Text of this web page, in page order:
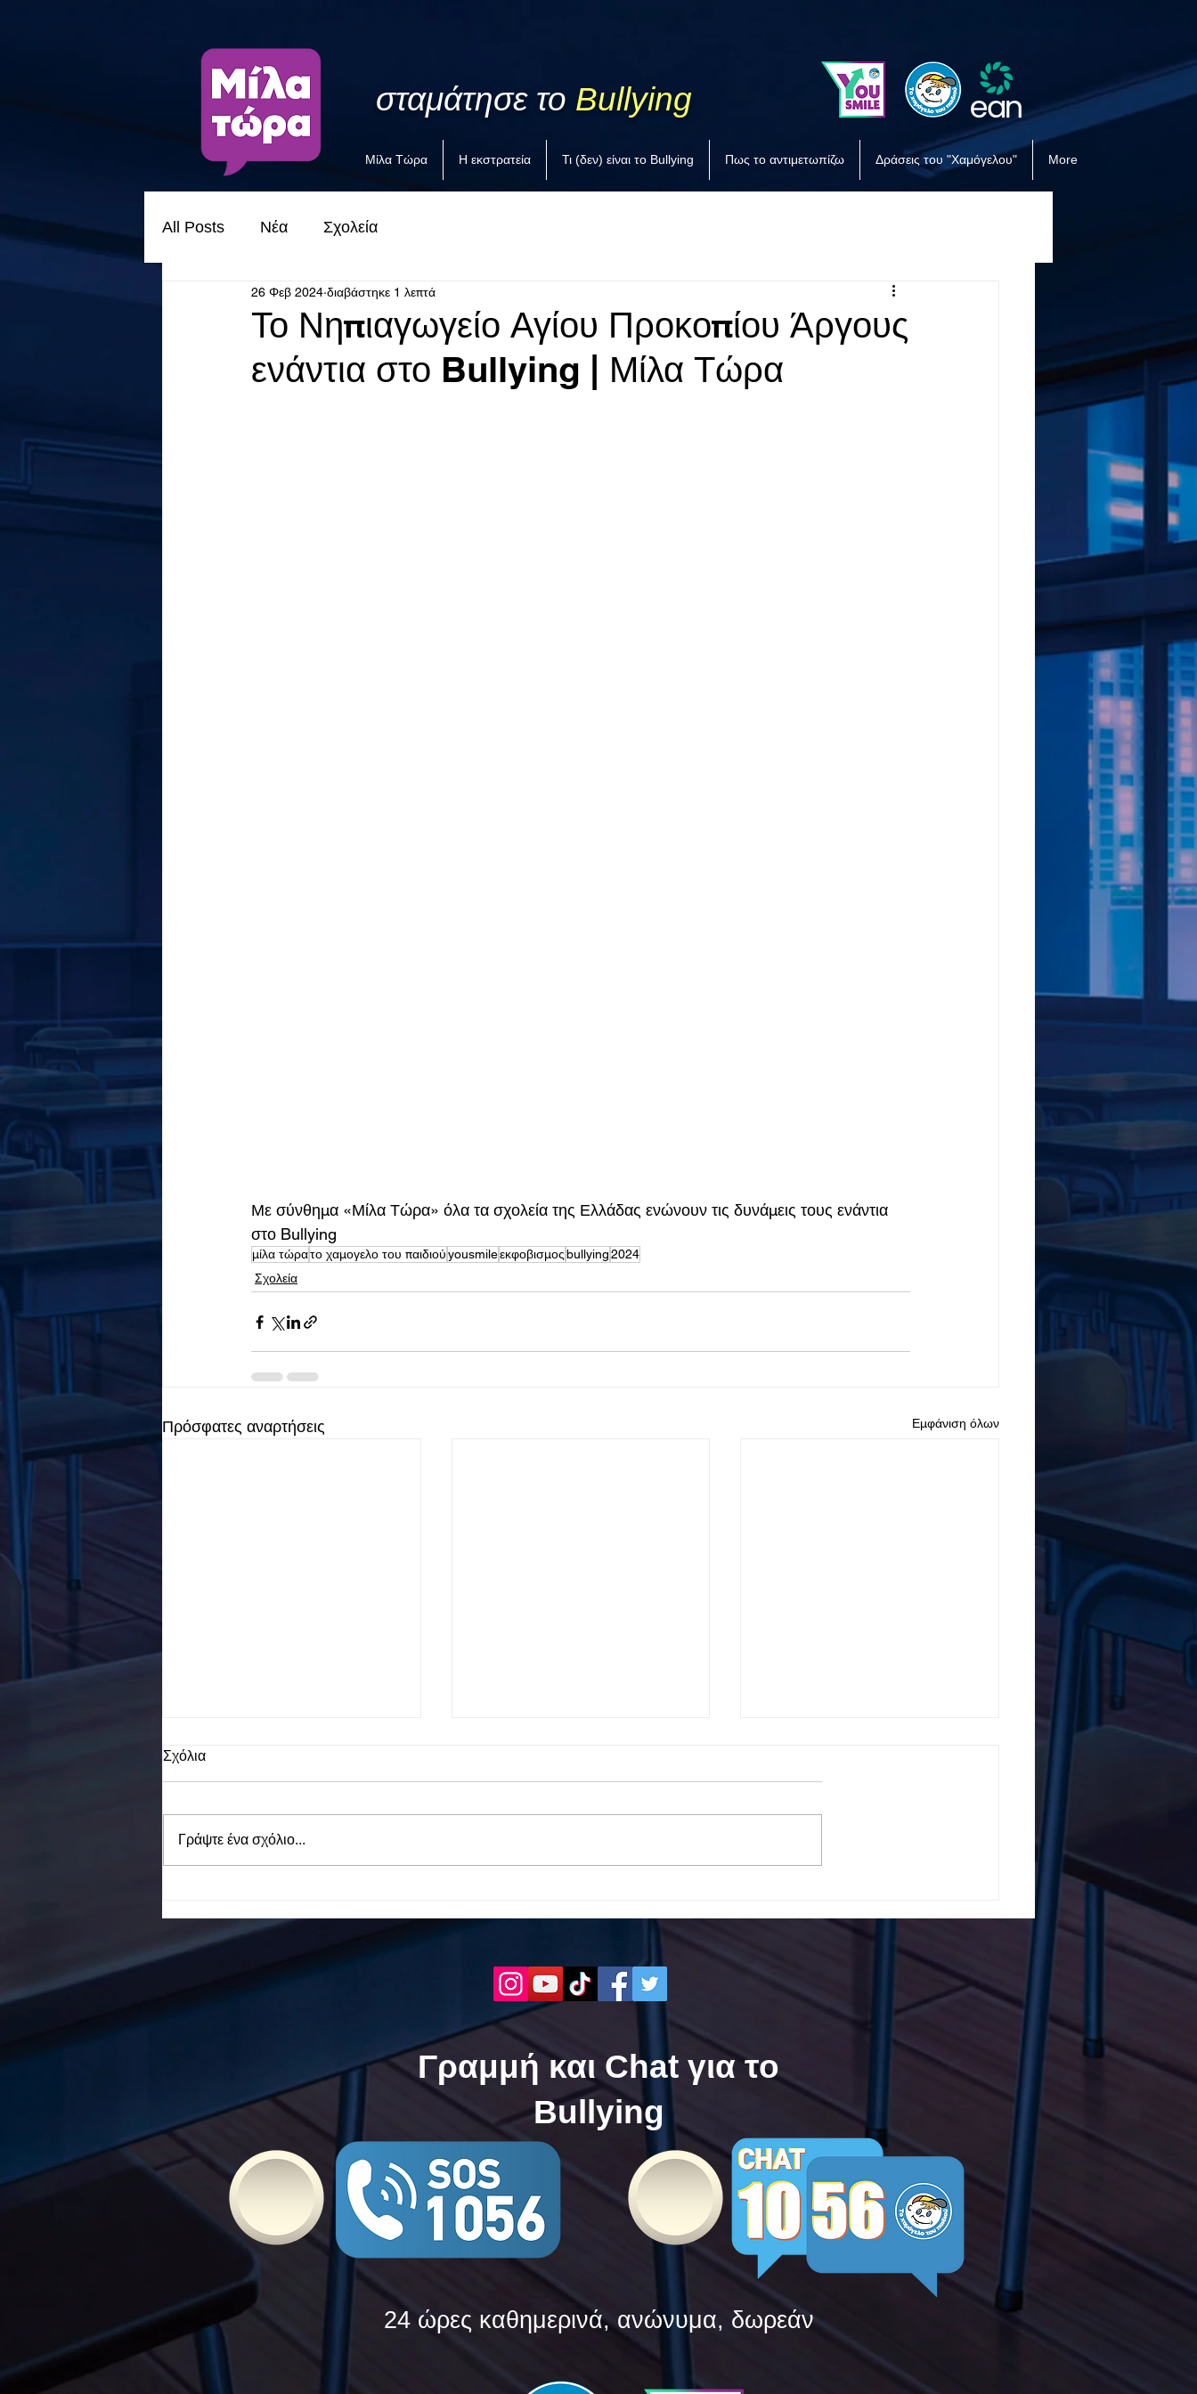
σταμάτησε το Bullying
Μίλα Τώρα Η εκστρατεία Τι (δεν) είναι το Bullying Πως το αντιμετωπίζω Δράσεις του "Χαμόγελου" More
All Posts Νέα Σχολεία
Το Νηπιαγωγείο Αγίου Προκοπίου Άργους
ενάντια στο Bullying | Μίλα Τώρα
26 Φεβ 2024 διαβάστηκε 1 λεπτά
Με σύνθημα «Μίλα Τώρα» όλα τα σχολεία της Ελλάδας ενώνουν τις δυνάμεις τους ενάντια
στο Bullying
μίλα τώρατο χαμογελο του παιδιούyousmileεκφοβισμοςbullying2024
Σχολεία
Πρόσφατες αναρτήσεις Εμφάνιση όλων
Τώρα. Με σύνθημα "Μίλα
Τώρα" όλα τα σχολεία της
Ελλάδας ενώνουν τις
δυνάμεις τους ενάντια στο
Bullying
| Μίλα Τώρα. Με σύνθημα
"Μίλα Τώρα" όλα τα σχολεία
της Ελλάδας ενώνουν τις
δυνάμεις τους ενάντια στο
Σχόλια
Γράψτε ένα σχόλιο...
Γραμμή και Chat για το
Bullying
24 ώρες καθημερινά, ανώνυμα, δωρεάν